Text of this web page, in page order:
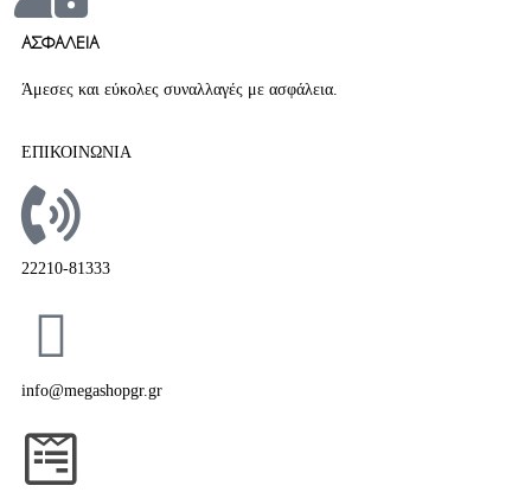
ΑΣΦΑΛΕΙΑ
Άμεσες και εύκολες συναλλαγές με ασφάλεια.
ΕΠΙΚΟΙΝΩΝΙΑ
22210-81333
info@megashopgr.gr